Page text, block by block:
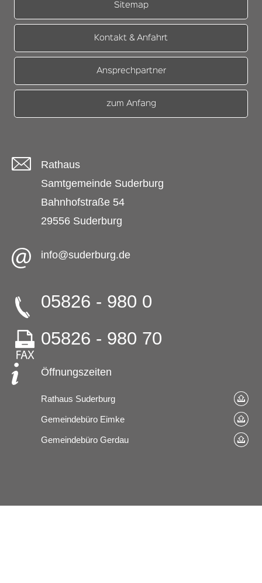
Sitemap
Kontakt & Anfahrt
Ansprechpartner
zum Anfang
Rathaus
Samtgemeinde Suderburg
Bahnhofstraße 54
29556 Suderburg
info@suderburg.de
05826 - 980 0
05826 - 980 70
Öffnungszeiten
Rathaus Suderburg
Gemeindebüro Eimke
Gemeindebüro Gerdau